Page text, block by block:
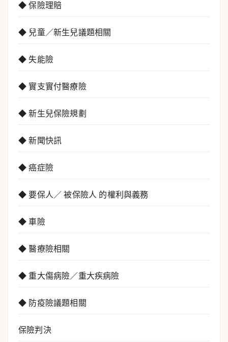
◆ 保險理賠
◆ 兒童／新生兒議題相關
◆ 失能險
◆ 實支實付醫療險
◆ 新生兒保險規劃
◆ 新聞快訊
◆ 癌症險
◆ 要保人／ 被保險人 的權利與義務
◆ 車險
◆ 醫療險相關
◆ 重大傷病險／重大疾病險
◆ 防疫險議題相關
保險判決